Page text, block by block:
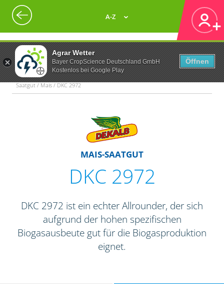
Agrar Wetter
Bayer CropScience Deutschland GmbH
Kostenlos bei Google Play
Öffnen
A-Z
Saatgut / Mais / DKC 2972
MAIS-SAATGUT
DKC 2972
DKC 2972 ist ein echter Allrounder, der sich
aufgrund der hohen spezifischen
Biogasausbeute gut für die Biogasproduktion
eignet.